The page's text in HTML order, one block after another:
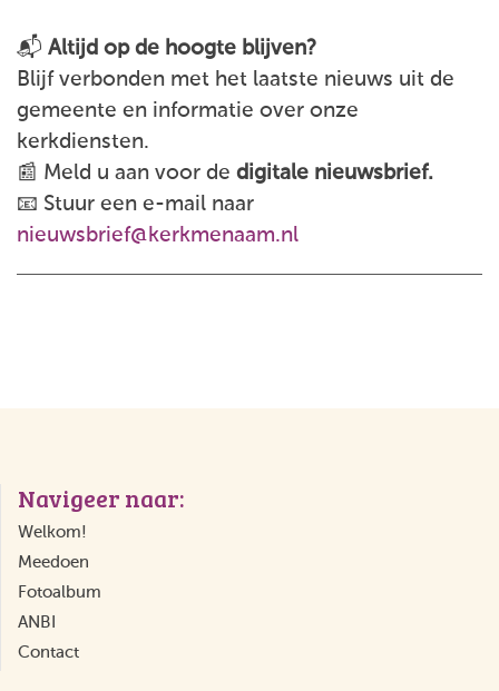
📬 Altijd op de hoogte blijven?
Blijf verbonden met het laatste nieuws uit de
gemeente en informatie over onze
kerkdiensten.
📰 Meld u aan voor de digitale nieuwsbrief.
📧 Stuur een e-mail naar
nieuwsbrief@kerkmenaam.nl
Navigeer naar:
Welkom!
Meedoen
Fotoalbum
ANBI
Contact